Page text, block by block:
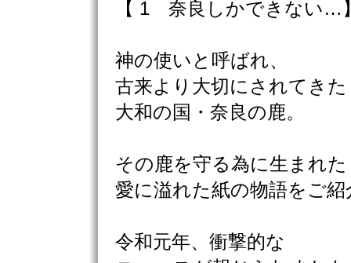
【 1 奈良しかできない…
神の使いと呼ばれ、
古来より大切にされてきた
大和の国・奈良の鹿。
その鹿を守る為に生まれた
愛に溢れた紙の物語をご
令和元年、衝撃的な